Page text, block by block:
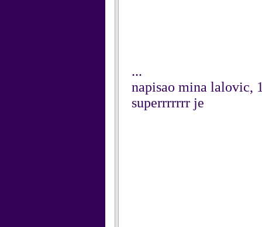
...
napisao mina lalovic,
superrrrrrr je